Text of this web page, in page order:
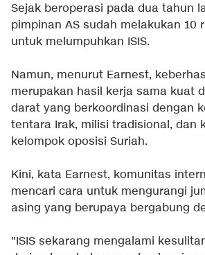
Sejak beroperasi pada dua tahun
pimpinan AS sudah melakukan 10
untuk melumpuhkan ISIS.
Namun, menurut Earnest,
merupakan hasil kerja sama kuat
darat yang berkoordinasi dengan
tentara Irak, milisi tradisional, dan
kelompok oposisi Suriah.
Kini, kata Earnest, komunitas
mencari cara untuk mengurangi
asing yang berupaya bergabung
"ISIS sekarang mengalami